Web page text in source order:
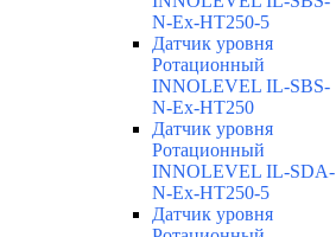
N-Ex-HT250-5
Датчик уровня
Ротационный
INNOLEVEL IL-SBS-
N-Ex-HT250
Датчик уровня
Ротационный
INNOLEVEL IL-SDA-
N-Ex-HT250-5
Датчик уровня